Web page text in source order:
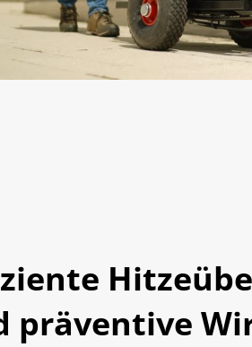
präventive